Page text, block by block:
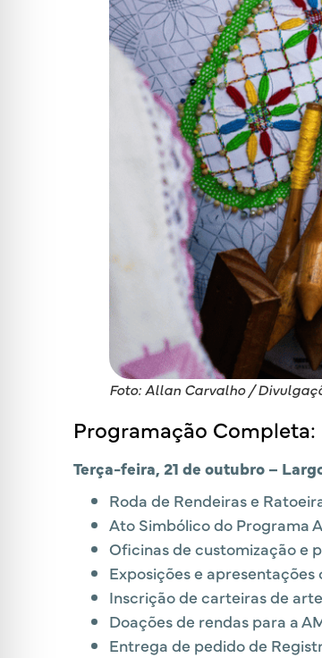
Foto: Allan Carvalho /
Programação Completa:
Terça-feira, 21 de outubro –
Roda de Rendeiras e
Ato Simbólico do Programa
Oficinas de customização e
Exposições e apresentações
Inscrição de carteiras de
Doações de rendas para a
Entrega de pedido de